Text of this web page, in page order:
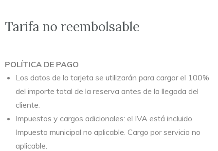
Tarifa no reembolsable​
POLÍTICA DE PAGO
Los datos de la tarjeta se utilizarán para cargar el 100%
del importe total de la reserva antes de la llegada del
cliente.
Impuestos y cargos adicionales: el IVA está incluido.
Impuesto municipal no aplicable. Cargo por servicio no
aplicable.